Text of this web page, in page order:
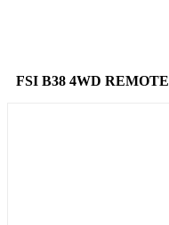
FSI B38 4WD REMOTE